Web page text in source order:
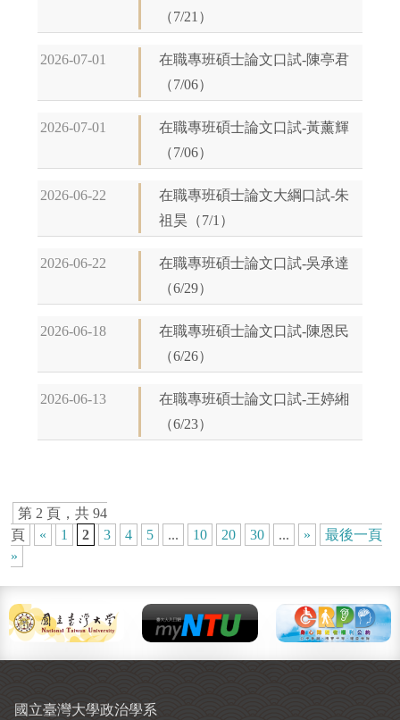
（7/21）
2026-07-01
在職專班碩士論文口試-陳亭君
（7/06）
2026-07-01
在職專班碩士論文口試-黃薰輝
（7/06）
2026-06-22
在職專班碩士論文大綱口試-朱
祖昊（7/1）
2026-06-22
在職專班碩士論文口試-吳承達
（6/29）
2026-06-18
在職專班碩士論文口試-陳恩民
（6/26）
2026-06-13
在職專班碩士論文口試-王婷緗
（6/23）
第 2 頁，共 94
頁
« 1 2 3 4 5 ... 10 20 30 ... »
最後一頁
»
國立臺灣大學政治學系